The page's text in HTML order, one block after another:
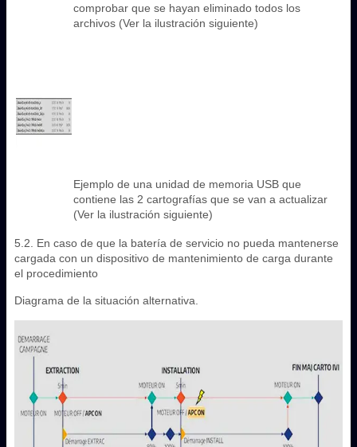
comprobar que se hayan eliminado todos los
archivos (Ver la ilustración siguiente)
Ejemplo de una unidad de memoria USB que
contiene las 2 cartografías que se van a actualizar
(Ver la ilustración siguiente)
5.2. En caso de que la batería de servicio no pueda mantenerse
cargada con un dispositivo de mantenimiento de carga durante
el procedimiento
Diagrama de la situación alternativa.